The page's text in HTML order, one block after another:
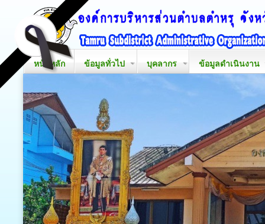
หน้าหลัก ข้อมูลทั่วไป บุคลากร ข้อมูลดำเนินงาน